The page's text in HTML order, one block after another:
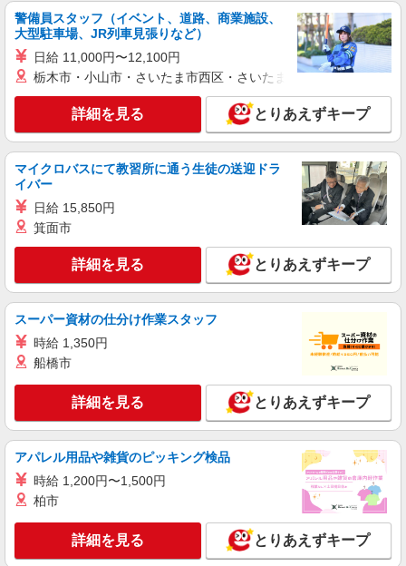
正社員
丸福運輸株式会社
電気設備資材のルート配送スタッフ（4t）
月給28万円〜33万円 ※年齢・経験・スキルを
考慮し、当社規定により決定します。 ※試用期間
3ヶ月あり
羽田営業所（東京都大田区東糀谷4-7-7）
キープ 詳細を見る
アルバイト パート
株式会社ライフホームデリバリー（首都圏） 大森中エリア営業所
ネットスーパー商品の宅配ドライバー／軽車両
時給1,450円〜1,550円 ★土日は1,550円 ＜収
入例＞ 週5日勤務（平日4日＋土日1日）の場合 時
給×8時間勤務×月22日＝258,400円（土日手当含
む） 交通費規定支給・残業手当別途支給・土日手
東京都大田区大森中1-21-7 ※面接は東京事務
所（東京都港区芝浦3－20－2山楽ビル7階）で行
います。 【オオモリナカエリア】 LHD20328
サミットネットスーパー
ネットスーパーの配送ドライバー
時給1500円
■サミットストア 大田千鳥町店 東京都大田
キープ 詳細を見る
警備員スタッフ（イベント、道路、商業施設、
大型駐車場、JR列車見張りなど）
日給 11,000円〜12,100円
栃木市・小山市・さいたま市西区・さいたま市岩槻区・久喜市・
詳細を見る とりあえずキープ
マイクロバスにて教習所に通う生徒の送迎ドラ
イバー
日給 15,850円
箕面市
詳細を見る とりあえずキープ
スーパー資材の仕分け作業スタッフ
時給 1,350円
船橋市
詳細を見る とりあえずキープ
アパレル用品や雑貨のピッキング検品
時給 1,200円〜1,500円
柏市
詳細を見る とりあえずキープ